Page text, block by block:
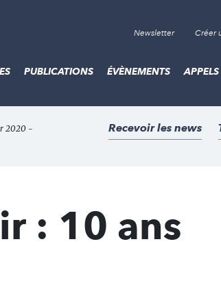
Newsletter Créer
PUBLICATIONS ÉVÈNEMENTS
2020 -
Recevoir les news
: 10 ans